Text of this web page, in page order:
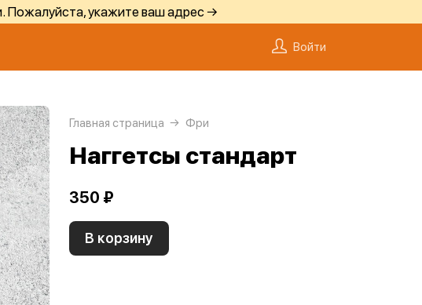
Пожалуйста, укажите ваш адрес →
Войти
Главная страница Фри
Наггетсы стандарт
350 ₽
В корзину